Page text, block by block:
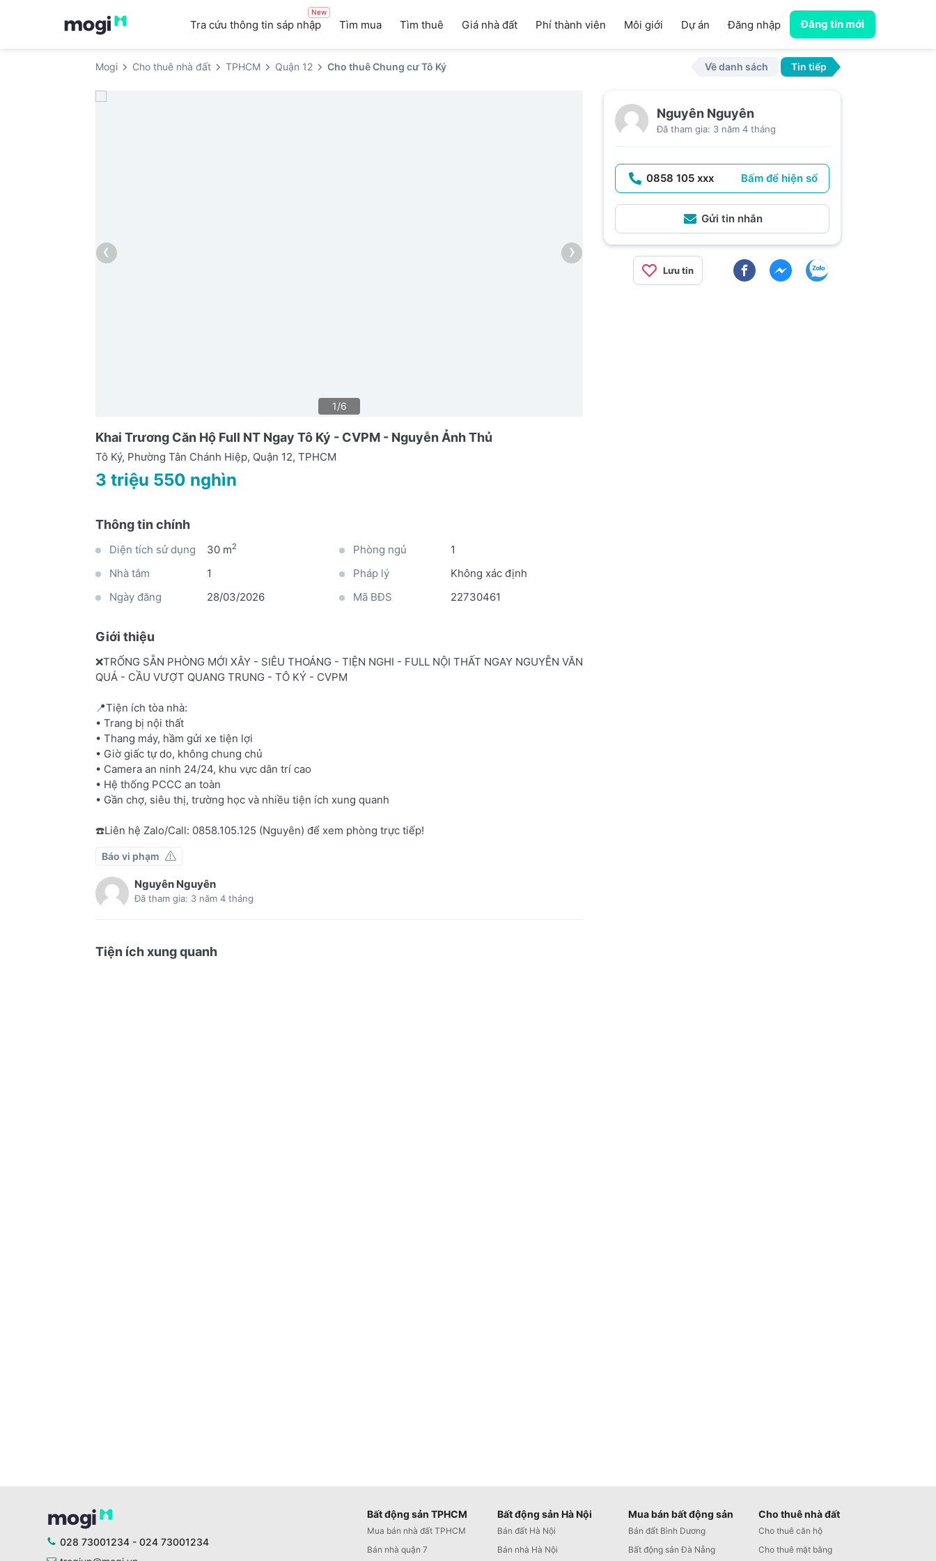
Tra cứu thông tin sáp nhập
New
Tìm mua Tìm thuê Giá nhà đất Phí thành viên Môi giới Dự án Đăng nhập Đăng tin mới
Mogi Cho thuê nhà đất TPHCM Quận 12 Cho thuê Chung cư Tô Ký Về danh sách Tin tiếp
‹ ›
1/6
Khai Trương Căn Hộ Full NT Ngay Tô Ký - CVPM - Nguyễn Ảnh Thủ
Tô Ký, Phường Tân Chánh Hiệp, Quận 12, TPHCM
3 triệu 550 nghìn
Thông tin chính
Diện tích sử dụng 30 m2 Phòng ngủ
1
Nhà tắm
1 Pháp lý
Không xác định
Ngày đăng
28/03/2026 Mã BĐS 22730461
Giới thiệu
❌TRỐNG SẴN PHÒNG MỚI XÂY - SIÊU THOÁNG - TIỆN NGHI - FULL NỘI THẤT NGAY NGUYỄN VĂN
QUÁ - CẦU VƯỢT QUANG TRUNG - TÔ KÝ - CVPM
📍Tiện ích tòa nhà:
• Trang bị nội thất
• Thang máy, hầm gửi xe tiện lợi
• Giờ giấc tự do, không chung chủ
• Camera an ninh 24/24, khu vực dân trí cao
• Hệ thống PCCC an toàn
• Gần chợ, siêu thị, trường học và nhiều tiện ích xung quanh
☎️Liên hệ Zalo/Call: 0858.105.125 (Nguyên) để xem phòng trực tiếp!
Báo vi phạm
Nguyên Nguyên
Đã tham gia: 3 năm 4 tháng
Tiện ích xung quanh
Nguyên Nguyên
Đã tham gia: 3 năm 4 tháng
0858 105 xxx Bấm để hiện số
Gửi tin nhắn
Lưu tin
Bất động sản TPHCM
Mua bán nhà đất TPHCM
Bán nhà quận 7
Bất động sản Hà Nội
Bán đất Hà Nội
Bán nhà Hà Nội
Mua bán bất động sản
Bán đất Bình Dương
Bất động sản Đà Nẵng
Cho thuê nhà đất
Cho thuê căn hộ
Cho thuê mặt bằng
028 73001234 - 024 73001234